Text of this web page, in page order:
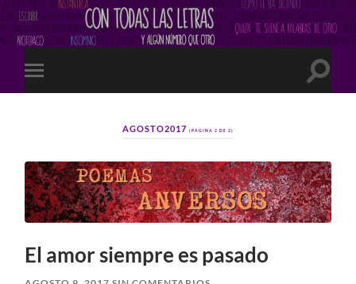
Alternar
el
AGOSTO2017 (PÁGINA 2 DE 2)
El amor siempre es pasado